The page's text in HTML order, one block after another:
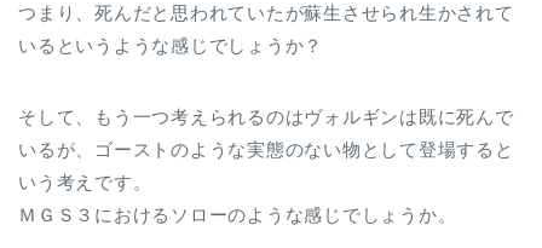
つまり、死んだと思われていたが蘇生させられ生かされて
いるというような感じでしょうか？
そして、もう一つ考えられるのはヴォルギンは既に死んで
いるが、ゴーストのような実態のない物として登場すると
いう考えです。
ＭＧＳ３におけるソローのような感じでしょうか。